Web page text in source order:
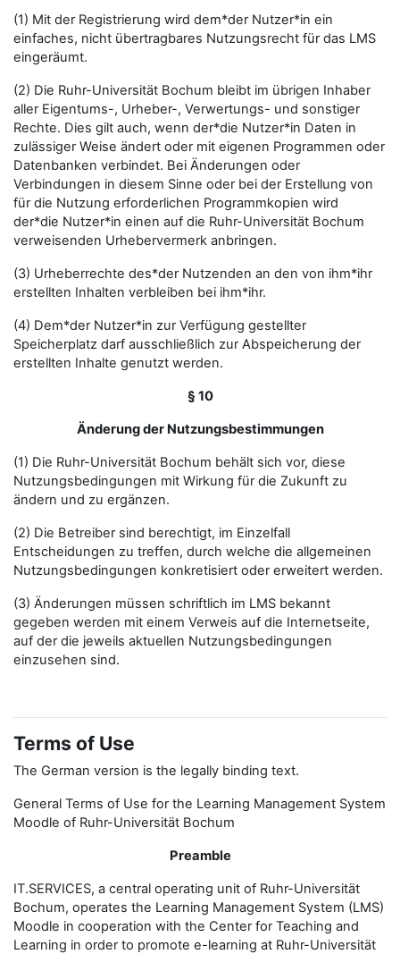
(1) Mit der Registrierung wird dem*der Nutzer*in ein
einfaches, nicht übertragbares Nutzungsrecht für das LMS
eingeräumt.
(2) Die Ruhr-Universität Bochum bleibt im übrigen Inhaber
aller Eigentums-, Urheber-, Verwertungs- und sonstiger
Rechte. Dies gilt auch, wenn der*die Nutzer*in Daten in
zulässiger Weise ändert oder mit eigenen Programmen oder
Datenbanken verbindet. Bei Änderungen oder
Verbindungen in diesem Sinne oder bei der Erstellung von
für die Nutzung erforderlichen Programmkopien wird
der*die Nutzer*in einen auf die Ruhr-Universität Bochum
verweisenden Urhebervermerk anbringen.
(3) Urheberrechte des*der Nutzenden an den von ihm*ihr
erstellten Inhalten verbleiben bei ihm*ihr.
(4) Dem*der Nutzer*in zur Verfügung gestellter
Speicherplatz darf ausschließlich zur Abspeicherung der
erstellten Inhalte genutzt werden.
§ 10
Änderung der Nutzungsbestimmungen
(1) Die Ruhr-Universität Bochum behält sich vor, diese
Nutzungsbedingungen mit Wirkung für die Zukunft zu
ändern und zu ergänzen.
(2) Die Betreiber sind berechtigt, im Einzelfall
Entscheidungen zu treffen, durch welche die allgemeinen
Nutzungsbedingungen konkretisiert oder erweitert werden.
(3) Änderungen müssen schriftlich im LMS bekannt
gegeben werden mit einem Verweis auf die Internetseite,
auf der die jeweils aktuellen Nutzungsbedingungen
einzusehen sind.
Terms of Use
The German version is the legally binding text.
General Terms of Use for the Learning Management System
Moodle of Ruhr-Universität Bochum
Preamble
IT.SERVICES, a central operating unit of Ruhr-Universität
Bochum, operates the Learning Management System (LMS)
Moodle in cooperation with the Center for Teaching and
Learning in order to promote e-learning at Ruhr-Universität